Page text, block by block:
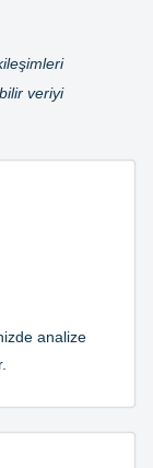
veriyi
analize